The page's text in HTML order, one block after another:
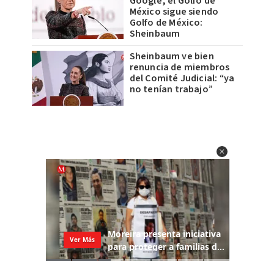
México sigue siendo
Golfo de México:
Sheinbaum
Sheinbaum ve bien
renuncia de miembros
del Comité Judicial: “ya
no tenían trabajo”